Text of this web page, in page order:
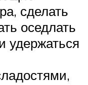
сделать
оседлать
удержаться